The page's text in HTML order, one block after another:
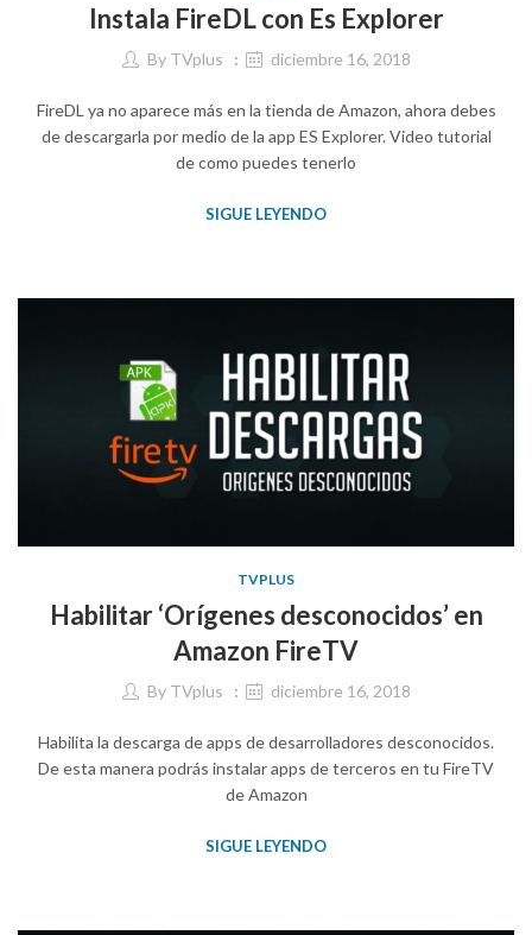
Instala FireDL con Es Explorer
By TVplus diciembre 16, 2018
FireDL ya no aparece más en la tienda de Amazon, ahora debes
de descargarla por medio de la app ES Explorer. Video tutorial
de como puedes tenerlo
SIGUE LEYENDO
TVPLUS
Habilitar ‘Orígenes desconocidos’ en
Amazon FireTV
By TVplus diciembre 16, 2018
Habilita la descarga de apps de desarrolladores desconocidos.
De esta manera podrás instalar apps de terceros en tu FireTV
de Amazon
SIGUE LEYENDO